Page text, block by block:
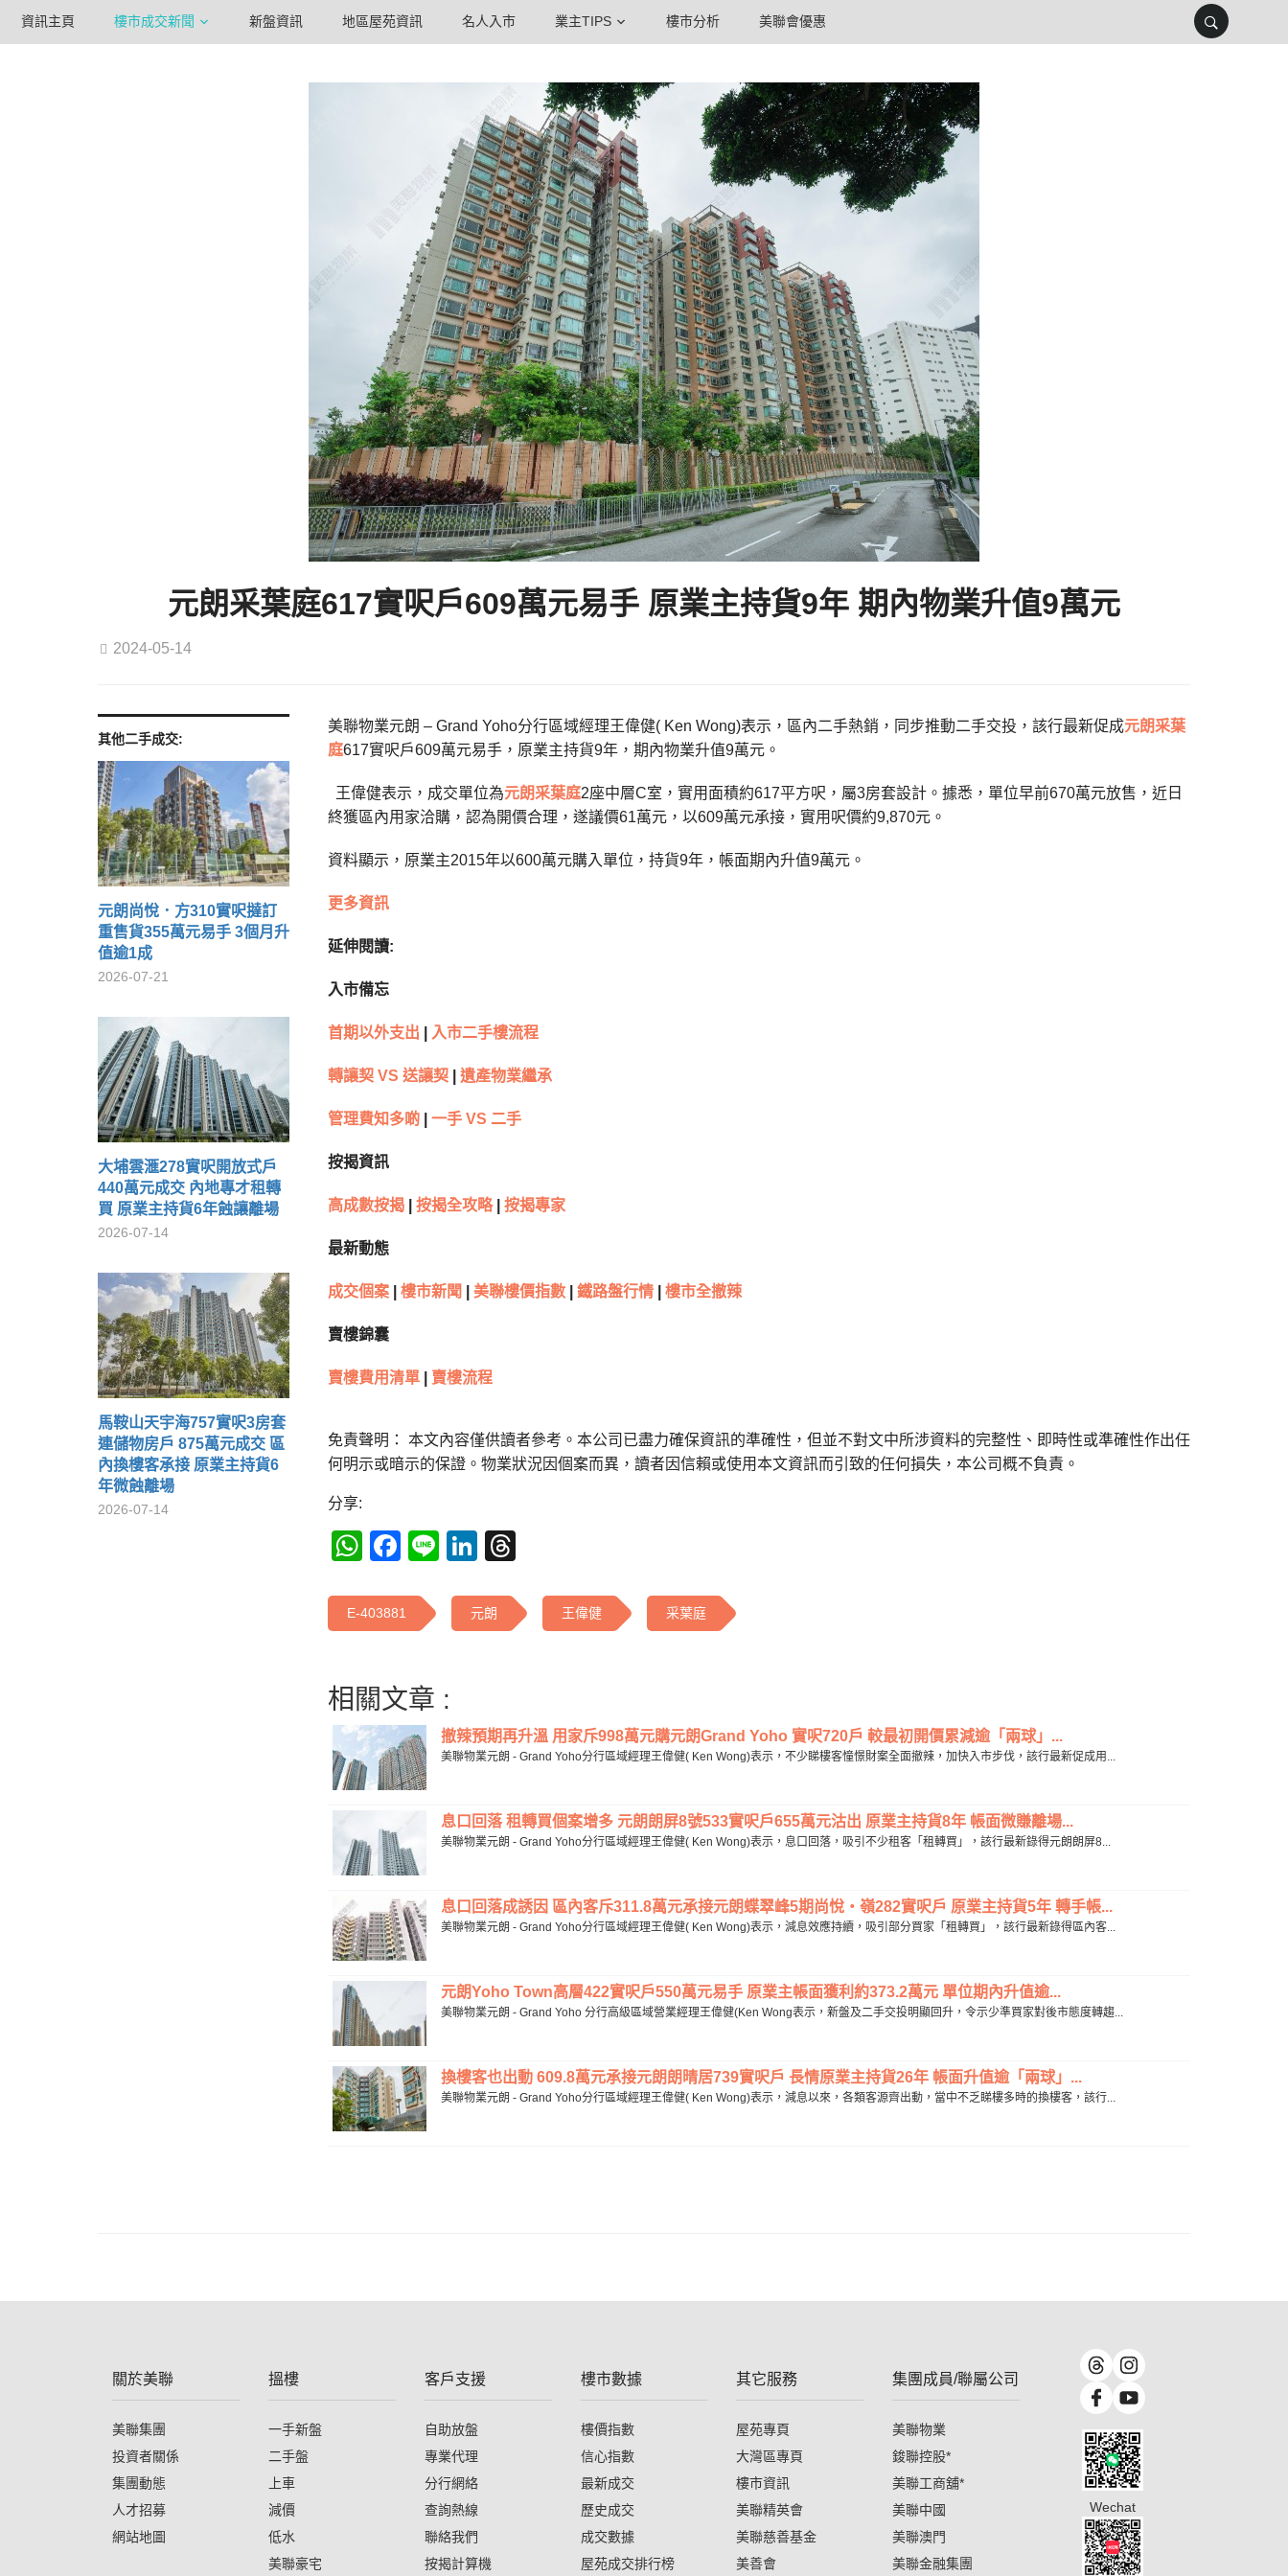
資訊主頁 樓市成交新聞 新盤資訊 地區屋苑資訊 名人入市 業主TIPS 樓市分析 美聯會優惠
元朗采葉庭617實呎戶609萬元易手 原業主持貨9年 期內物業升值9萬元
2024-05-14
其他二手成交:
元朗尚悅．方310實呎撻訂
重售貨355萬元易手 3個月升
值逾1成
2026-07-21
大埔雲滙278實呎開放式戶
440萬元成交 內地專才租轉
買 原業主持貨6年蝕讓離場
2026-07-14
馬鞍山天宇海757實呎3房套
連儲物房戶 875萬元成交 區
內換樓客承接 原業主持貨6
年微蝕離場
2026-07-14
美聯物業元朗 – Grand Yoho分行區域經理王偉健( Ken Wong)表示，區內二手熱銷，同步推動二手交投，該行最新促成元朗采葉
庭617實呎戶609萬元易手，原業主持貨9年，期內物業升值9萬元。
王偉健表示，成交單位為元朗采葉庭2座中層C室，實用面積約617平方呎，屬3房套設計。據悉，單位早前670萬元放售，近日
終獲區內用家洽購，認為開價合理，遂議價61萬元，以609萬元承接，實用呎價約9,870元。
資料顯示，原業主2015年以600萬元購入單位，持貨9年，帳面期內升值9萬元。
更多資訊
延伸閱讀:
入市備忘
首期以外支出 入市二手樓流程
轉讓契 VS 送讓契 遺產物業繼承
管理費知多啲 一手 VS 二手
按揭資訊
高成數按揭 按揭全攻略| 按揭專家
最新動態
成交個案 樓市新聞 美聯樓價指數 鐵路盤行情 樓市全撤辣
賣樓錦囊
賣樓費用清單 賣樓流程
免責聲明： 本文內容僅供讀者參考。本公司已盡力確保資訊的準確性，但並不對文中所涉資料的完整性、即時性或準確性作出任
何明示或暗示的保證。物業狀況因個案而異，讀者因信賴或使用本文資訊而引致的任何損失，本公司概不負責。
分享:
WhatsApp
Facebook
LineLinkedIn
E-403881 元朗 王偉健 采葉庭
相關文章 :
撤辣預期再升溫 用家斥998萬元購元朗Grand Yoho 實呎720戶 較最初開價累減逾「兩球」...
美聯物業元朗 - Grand Yoho分行區域經理王偉健( Ken Wong)表示，不少睇樓客憧憬財案全面撤辣，加快入市步伐，該行最新促成用...
息口回落 租轉買個案增多 元朗朗屏8號533實呎戶655萬元沽出 原業主持貨8年 帳面微賺離場...
美聯物業元朗 - Grand Yoho分行區域經理王偉健( Ken Wong)表示，息口回落，吸引不少租客「租轉買」，該行最新錄得元朗朗屏8...
息口回落成誘因 區內客斥311.8萬元承接元朗蝶翠峰5期尚悅‧嶺282實呎戶 原業主持貨5年 轉手帳...
美聯物業元朗 - Grand Yoho分行區域經理王偉健( Ken Wong)表示，減息效應持續，吸引部分買家「租轉買」，該行最新錄得區內客...
元朗Yoho Town高層422實呎戶550萬元易手 原業主帳面獲利約373.2萬元 單位期內升值逾...
美聯物業元朗 - Grand Yoho 分行高級區域營業經理王偉健(Ken Wong表示，新盤及二手交投明顯回升，令示少準買家對後市態度轉趨...
換樓客也出動 609.8萬元承接元朗朗晴居739實呎戶 長情原業主持貨26年 帳面升值逾「兩球」...
美聯物業元朗 - Grand Yoho分行區域經理王偉健( Ken Wong)表示，減息以來，各類客源齊出動，當中不乏睇樓多時的換樓客，該行...
關於美聯
美聯集團
投資者關係
集團動態
人才招募
網站地圖
搵樓
一手新盤
二手盤
上車
減價
低水
美聯豪宅
客戶支援
自助放盤
專業代理
分行網絡
查詢熱線
聯絡我們
按揭計算機
樓市數據
樓價指數
信心指數
最新成交
歷史成交
成交數據
屋苑成交排行榜
其它服務
屋苑專頁
大灣區專頁
樓市資訊
美聯精英會
美聯慈善基金
美善會
集團成員/聯屬公司
美聯物業
鋑聯控股*
美聯工商舖*
美聯中國
美聯澳門
美聯金融集團
Wechat